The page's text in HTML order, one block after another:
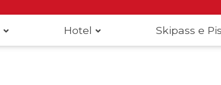
Hotel Skipass e